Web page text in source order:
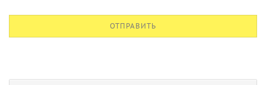
ОТПРАВИТЬ